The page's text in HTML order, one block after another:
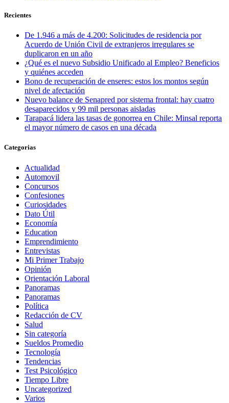
Recientes
De 1.946 a más de 4.200: Solicitudes de residencia por
Acuerdo de Unión Civil de extranjeros irregulares se
duplicaron en un año
¿Qué es el nuevo Subsidio Unificado al Empleo? Beneficios
y quiénes acceden
Bono de recuperación de enseres: estos los montos según
nivel de afectación
Nuevo balance de Senapred por sistema frontal: hay cuatro
desaparecidos y 99 mil personas aisladas
Tarapacá lidera las tasas de gonorrea en Chile: Minsal reporta
el mayor número de casos en una década
Categorias
Actualidad
Automovil
Concursos
Confesiones
Curiosidades
Dato Útil
Economía
Education
Emprendimiento
Entrevistas
Mi Primer Trabajo
Opinión
Orientación Laboral
Panoramas
Panoramas
Política
Redacción de CV
Salud
Sin categoría
Sueldos Promedio
Tecnología
Tendencias
Test Psicológico
Tiempo Libre
Uncategorized
Varios